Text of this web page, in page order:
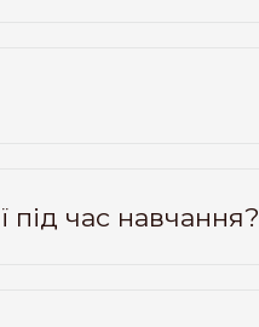
під час навчання?